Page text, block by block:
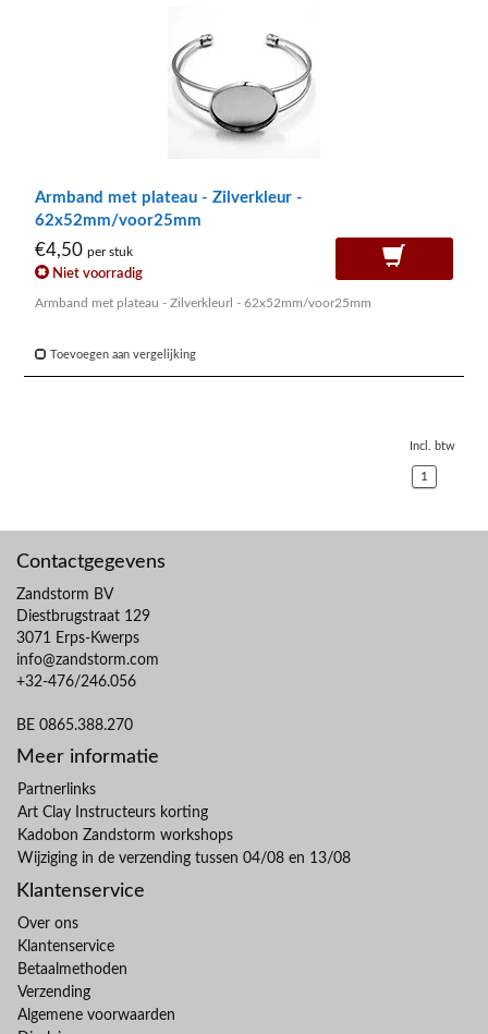
Armband met plateau - Zilverkleur -
62x52mm/voor25mm
€4,50 per stuk
Niet voorradig
Armband met plateau - Zilverkleurl - 62x52mm/voor25mm
Toevoegen aan vergelijking
Incl. btw
1
Contactgegevens
Zandstorm BV
Diestbrugstraat 129
3071 Erps-Kwerps
info@zandstorm.com
+32-476/246.056
BE 0865.388.270
Meer informatie
Partnerlinks
Art Clay Instructeurs korting
Kadobon Zandstorm workshops
Wijziging in de verzending tussen 04/08 en 13/08
Klantenservice
Over ons
Klantenservice
Betaalmethoden
Verzending
Algemene voorwaarden